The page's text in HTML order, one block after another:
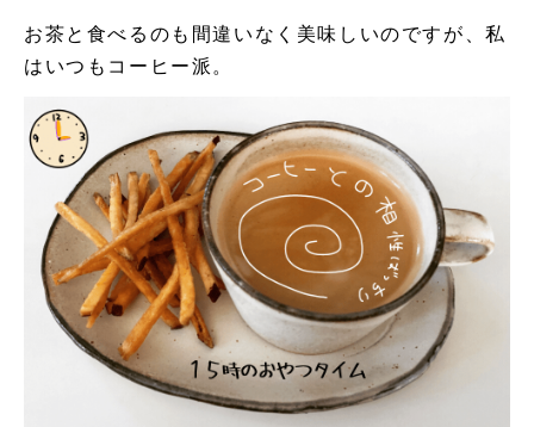
お茶と食べるのも間違いなく美味しいのですが、私
はいつもコーヒー派。